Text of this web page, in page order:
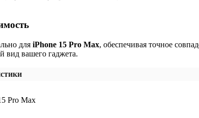
для iPhone 15 Pro Max, обеспечивая точное
вид вашего гаджета.
Pro Max